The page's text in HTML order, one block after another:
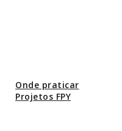
Onde praticar
Projetos FPY